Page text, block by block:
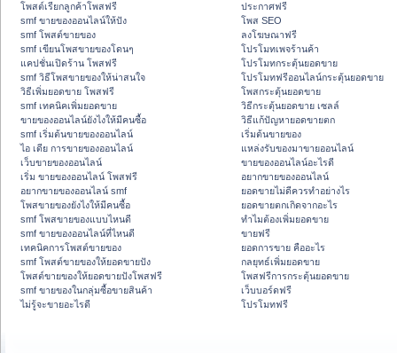
โพสต์เรียกลูกค้าโพสฟรี
smf ขายของออนไลน์ให้ปัง
smf โพสต์ขายของ
smf เขียนโพสขายของโดนๆ
แคปชั่นเปิดร้าน โพสฟรี
smf วิธีโพสขายของให้น่าสนใจ
วิธีเพิ่มยอดขาย โพสฟรี
smf เทคนิคเพิ่มยอดขาย
ขายของออนไลน์ยังไงให้มีคนซื้อ
smf เริ่มต้นขายของออนไลน์
ไอ เดีย การขายของออนไลน์
เว็บขายของออนไลน์
เริ่ม ขายของออนไลน์ โพสฟรี
อยากขายของออนไลน์ smf
โพสขายของยังไงให้มีคนซื้อ
smf โพสขายของแบบไหนดี
smf ขายของออนไลน์ที่ไหนดี
เทคนิคการโพสต์ขายของ
smf โพสต์ขายของให้ยอดขายปัง
โพสต์ขายของให้ยอดขายปังโพสฟรี
smf ขายของในกลุ่มซื้อขายสินค้า
ไม่รู้จะขายอะไรดี
ประกาศฟรี
โพส SEO
ลงโฆษณาฟรี
โปรโมทเพจร้านค้า
โปรโมทกระตุ้นยอดขาย
โปรโมทฟรีออนไลน์กระตุ้นยอดขาย
โพสกระตุ้นยอดขาย
วิธีกระตุ้นยอดขาย เซลล์
วิธีแก้ปัญหายอดขายตก
เริ่มต้นขายของ
แหล่งรับของมาขายออนไลน์
ขายของออนไลน์อะไรดี
อยากขายของออนไลน์
ยอดขายไม่ดีควรทำอย่างไร
ยอดขายตกเกิดจากอะไร
ทำไมต้องเพิ่มยอดขาย
ขายฟรี
ยอดการขาย คืออะไร
กลยุทธ์เพิ่มยอดขาย
โพสฟรีการกระตุ้นยอดขาย
เว็บบอร์ดฟรี
โปรโมทฟรี